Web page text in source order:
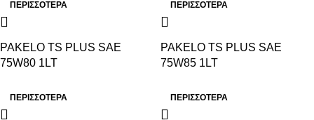
ΠΕΡΙΣΣΟΤΕΡΑ ΠΕΡΙΣΣΟΤΕΡΑ
PAKELO TS PLUS SAE
75W80 1LT
ΠΕΡΙΣΣΟΤΕΡΑ
PAKELO TS PLUS SAE
75W85 1LT
ΠΕΡΙΣΣΟΤΕΡΑ